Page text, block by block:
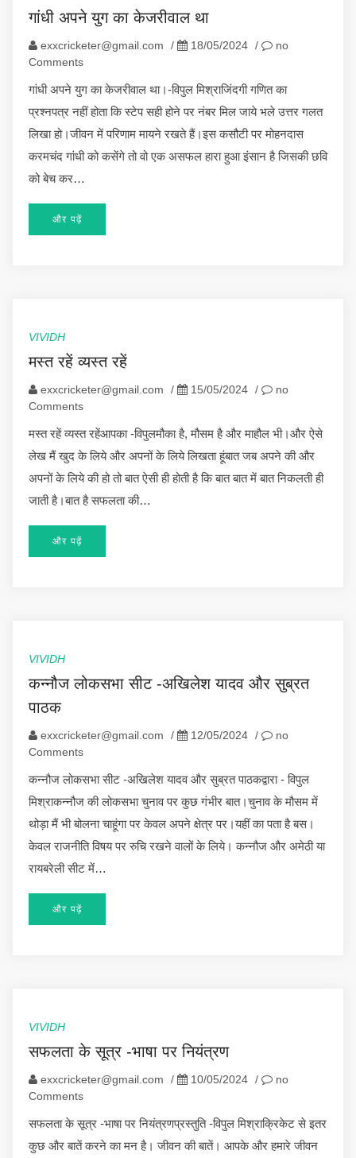
गांधी अपने युग का केजरीवाल था
exxcricketer@gmail.com / 18/05/2024 /
no
Comments
गांधी अपने युग का केजरीवाल था।-विपुल मिश्राजिंदगी गणित का
प्रश्नपत्र नहीं होता कि स्टेप सही होने पर नंबर मिल जाये भले उत्तर गलत
लिखा हो।जीवन में परिणाम मायने रखते हैं।इस कसौटी पर मोहनदास
करमचंद गांधी को कसेंगे तो वो एक असफल हारा हुआ इंसान है जिसकी छवि
को बेच कर…
और पढ़ें
VIVIDH
मस्त रहें व्यस्त रहें
exxcricketer@gmail.com / 15/05/2024 /
no
Comments
मस्त रहें व्यस्त रहेंआपका -विपुलमौका है, मौसम है और माहौल भी।और ऐसे
लेख मैं खुद के लिये और अपनों के लिये लिखता हूंबात जब अपने की और
अपनों के लिये की हो तो बात ऐसी ही होती है कि बात बात में बात निकलती ही
जाती है।बात है सफलता की…
और पढ़ें
VIVIDH
कन्नौज लोकसभा सीट -अखिलेश यादव और सुब्रत
पाठक
exxcricketer@gmail.com / 12/05/2024 /
no
Comments
कन्नौज लोकसभा सीट -अखिलेश यादव और सुब्रत पाठकद्वारा - विपुल
मिश्राकन्नौज की लोकसभा चुनाव पर कुछ गंभीर बात।चुनाव के मौसम में
थोड़ा मैं भी बोलना चाहूंगा पर केवल अपने क्षेत्र पर।यहीं का पता है बस।
केवल राजनीति विषय पर रुचि रखने वालों के लिये। कन्नौज और अमेठी या
रायबरेली सीट में…
और पढ़ें
VIVIDH
सफलता के सूत्र -भाषा पर नियंत्रण
exxcricketer@gmail.com / 10/05/2024 /
no
Comments
सफलता के सूत्र -भाषा पर नियंत्रणप्रस्तुति -विपुल मिश्राक्रिकेट से इतर
कुछ और बातें करने का मन है। जीवन की बातें। आपके और हमारे जीवन